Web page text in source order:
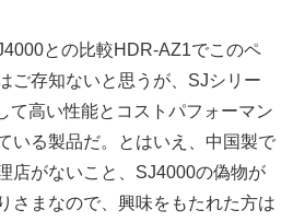
との比較HDR-AZ1でこのペ
ご存知ないと思うが、SJシリー
て高い性能とコストパフォーマン
いる製品だ。とはいえ、中国製で
店がないこと、SJ4000の偽物が
さまなので、興味をもたれた方は